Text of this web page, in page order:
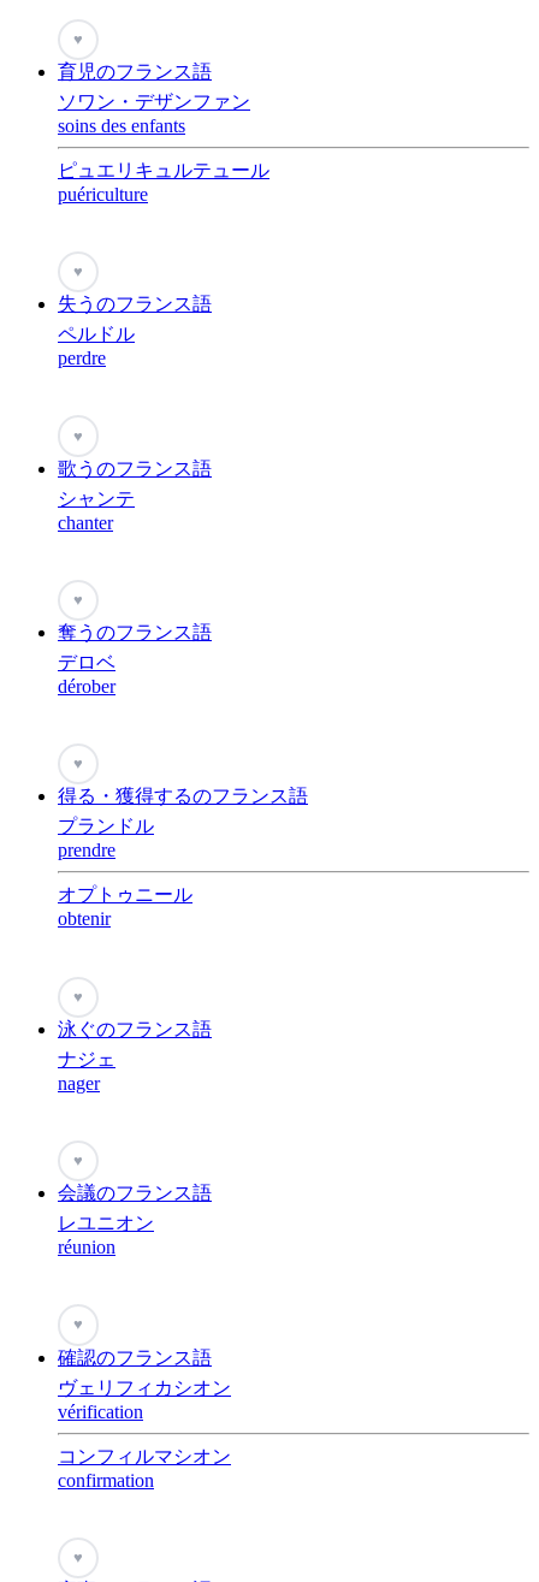
♥
育児のフランス語
ソワン・デザンファン
soins des enfants
ピュエリキュルテュール
puériculture
♥
失うのフランス語
ペルドル
perdre
♥
歌うのフランス語
シャンテ
chanter
♥
奪うのフランス語
デロベ
dérober
♥
得る・獲得するのフランス語
プランドル
prendre
オプトゥニール
obtenir
♥
泳ぐのフランス語
ナジェ
nager
♥
会議のフランス語
レユニオン
réunion
♥
確認のフランス語
ヴェリフィカシオン
vérification
コンフィルマシオン
confirmation
♥